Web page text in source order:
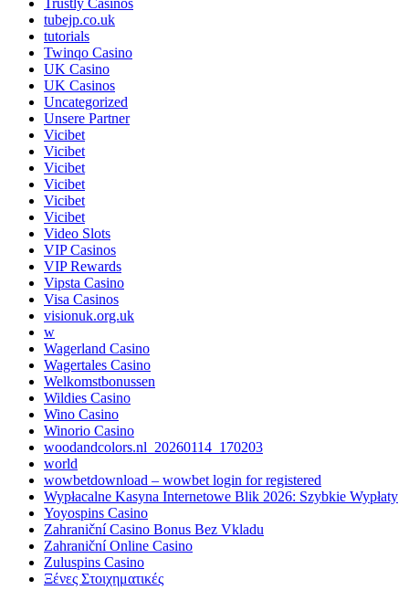
tubejp.co.uk
tutorials
Twinqo Casino
UK Casino
UK Casinos
Uncategorized
Unsere Partner
Vicibet
Vicibet
Vicibet
Vicibet
Vicibet
Vicibet
Video Slots
VIP Casinos
VIP Rewards
Vipsta Casino
Visa Casinos
visionuk.org.uk
w
Wagerland Casino
Wagertales Casino
Welkomstbonussen
Wildies Casino
Wino Casino
Winorio Casino
woodandcolors.nl_20260114_170203
world
wowbetdownload – wowbet login for registered
Wypłacalne Kasyna Internetowe Blik 2026: Szybkie Wypłaty
Yoyospins Casino
Zahraniční Casino Bonus Bez Vkladu
Zahraniční Online Casino
Zuluspins Casino
Ξένες Στοιχηματικές